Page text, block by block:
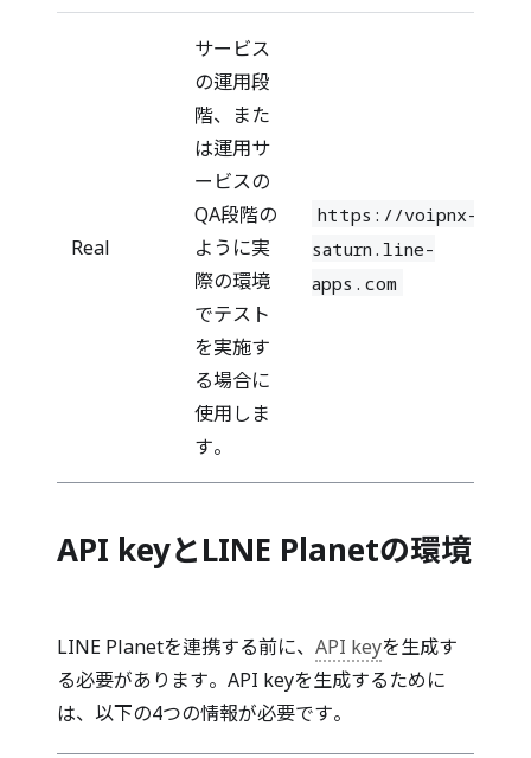
Real
サービス
の運用段
階、また
は運用サ
ービスの
QA段階の
ように実
際の環境
でテスト
を実施す
る場合に
使用しま
す。
https://voipnx-
saturn.line-
apps.com
API keyとLINE Planetの環境
LINE Planetを連携する前に、 API keyを生成す
る必要があります。API keyを生成するために
は、以下の4つの情報が必要です。